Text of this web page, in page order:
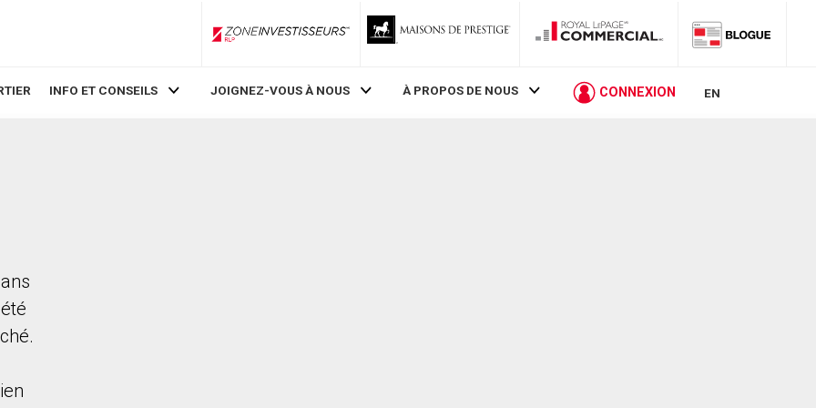
ZoneInvestisseurs RLP
INFO ET CONSEILS JOIGNEZ-VOUS À NOUS À PROPOS DE NOUS CONNEXION EN